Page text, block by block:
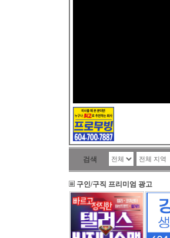
검색
구인/구직 프리미엄 광고